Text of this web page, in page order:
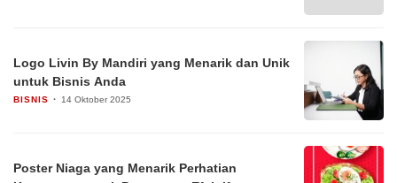
Logo Livin By Mandiri yang Menarik dan Unik
untuk Bisnis Anda
BISNIS 14 Oktober 2025
Poster Niaga yang Menarik Perhatian